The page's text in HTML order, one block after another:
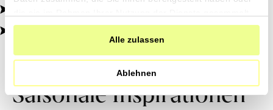
haben.
Alle zulassen
Ablehnen
Von kleinen Höfen, direkt zu dir.
100% transparent, 0% Zusatzstoffe.
Saisonale Inspirationen